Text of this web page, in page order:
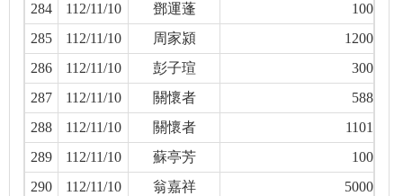
284 112/11/10 鄧運蓬
100
285
112/11/10 周家潁
1200
286
112/11/10 彭子瑄
300
287
112/11/10 關懷者
588
288
112/11/10 關懷者
1101
289
112/11/10 蘇亭芳
100
290
112/11/10 翁嘉祥 5000